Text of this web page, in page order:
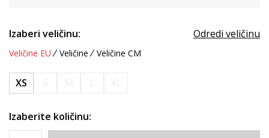
Izaberi veličinu: Odredi veličinu
Veličine EU Veličine Veličine CM
XS
Izaberite količinu: